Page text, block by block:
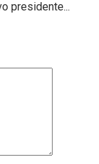
presidente...